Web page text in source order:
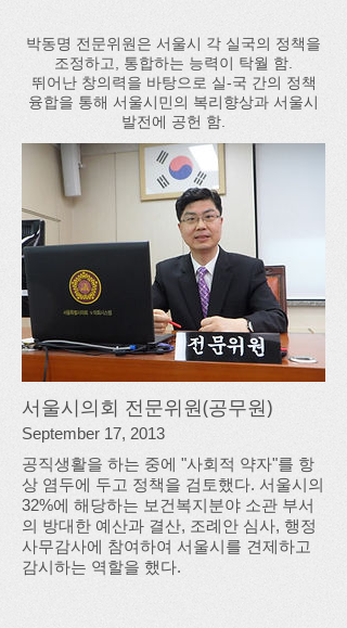
박동명 전문위원은 서울시 각 실국의 정책을
조정하고, 통합하는 능력이 탁월 함.
뛰어난 창의력을 바탕으로 실-국 간의 정책
융합을 통해 서울시민의 복리향상과 서울시
발전에 공헌 함.
서울시의회 전문위원(공무원)
September 17, 2013
공직생활을 하는 중에 "사회적 약자"를 항
상 염두에 두고 정책을 검토했다. 서울시의
32%에 해당하는 보건복지분야 소관 부서
의 방대한 예산과 결산, 조례안 심사, 행정
사무감사에 참여하여 서울시를 견제하고
감시하는 역할을 했다.